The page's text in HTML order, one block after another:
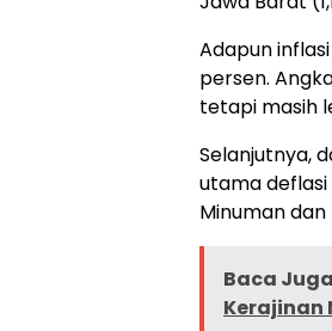
Adapun
persen.
tetapi masih
Selanjutnya,
utama
Minuman dan
Baca
Kerajinan